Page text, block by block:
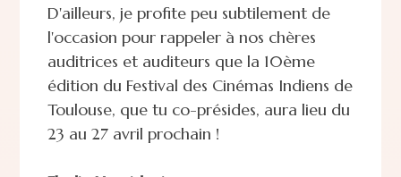
D'ailleurs, je profite peu subtilement de
l'occasion pour rappeler à nos chères
auditrices et auditeurs que la 10ème
édition du Festival des Cinémas Indiens de
Toulouse, que tu co-présides, aura lieu du
23 au 27 avril prochain !